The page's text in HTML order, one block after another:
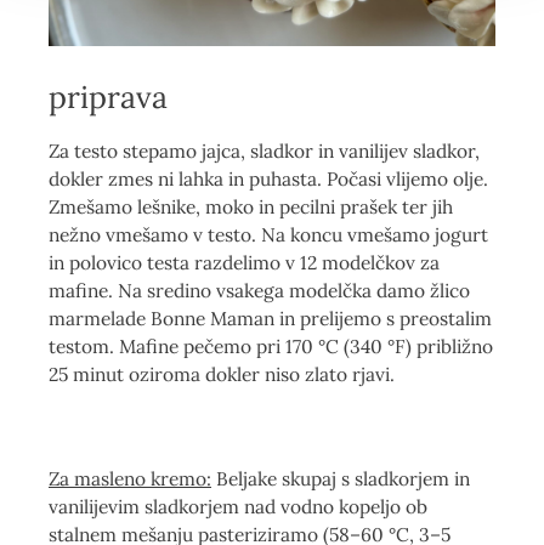
priprava
Za testo stepamo jajca, sladkor in vanilijev sladkor,
dokler zmes ni lahka in puhasta. Počasi vlijemo olje.
Zmešamo lešnike, moko in pecilni prašek ter jih
nežno vmešamo v testo. Na koncu vmešamo jogurt
in polovico testa razdelimo v 12 modelčkov za
mafine. Na sredino vsakega modelčka damo žlico
marmelade Bonne Maman in prelijemo s preostalim
testom. Mafine pečemo pri 170 °C (340 °F) približno
25 minut oziroma dokler niso zlato rjavi.
Za masleno kremo: Beljake skupaj s sladkorjem in
vanilijevim sladkorjem nad vodno kopeljo ob
stalnem mešanju pasteriziramo (58–60 °C, 3–5